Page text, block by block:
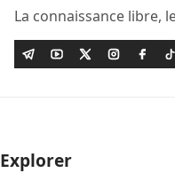
La connaissance libre,
Explorer